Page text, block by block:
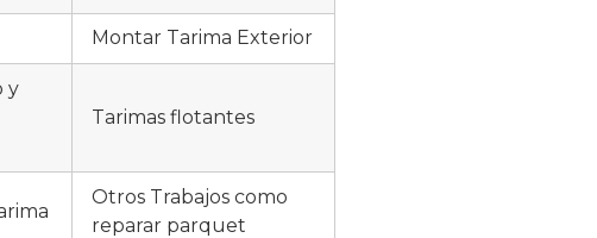
Montar Tarima Exterior
y
Tarimas flotantes
Otros Trabajos como
reparar parquet